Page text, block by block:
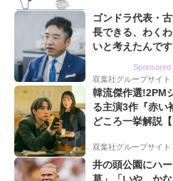
ゴンドラ代表・
長できる、わく
いと考えたんで
Sponsored
双葉社グループサイト
韓流傑作選!2PM
る主演3作『赤い
どころ一挙解説
双葉社グループサイト
井の頭公園にハ